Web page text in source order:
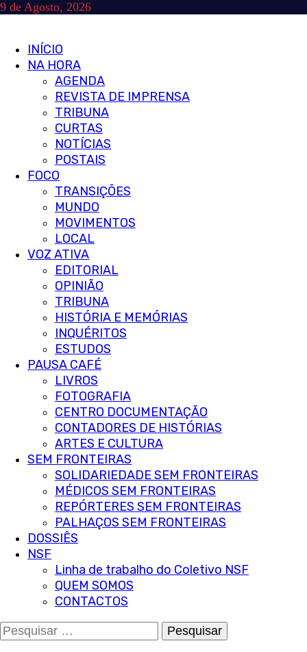
Skip
9 de Agosto, 2026
Primary
Menu
INÍCIO
NA HORA
AGENDA
REVISTA DE IMPRENSA
TRIBUNA
CURTAS
NOTÍCIAS
POSTAIS
FOCO
TRANSIÇÕES
MUNDO
MOVIMENTOS
LOCAL
VOZ ATIVA
EDITORIAL
OPINIÃO
TRIBUNA
HISTÓRIA E MEMÓRIAS
INQUÉRITOS
ESTUDOS
PAUSA CAFÉ
LIVROS
FOTOGRAFIA
CENTRO DOCUMENTAÇÃO
CONTADORES DE HISTÓRIAS
ARTES E CULTURA
SEM FRONTEIRAS
SOLIDARIEDADE SEM FRONTEIRAS
MÉDICOS SEM FRONTEIRAS
REPÓRTERES SEM FRONTEIRAS
PALHAÇOS SEM FRONTEIRAS
DOSSIÊS
NSF
Linha de trabalho do Coletivo NSF
QUEM SOMOS
CONTACTOS
Pesquisar
por: